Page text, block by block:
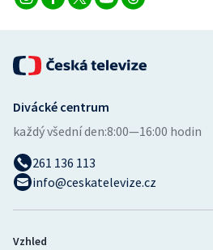
Divácké centrum
každý všední den:8:00—16:00 hodin
261 136 113
info@ceskatelevize.cz
Vzhled